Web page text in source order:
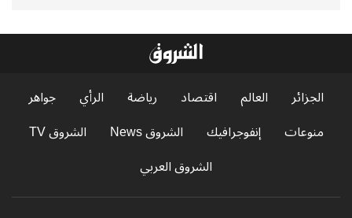
الجزائر العالم اقتصاد رياضة الرأي
جواهر
منوعات
إنفوجرافيك الشروق News
الشروق TV
الشروق العربي